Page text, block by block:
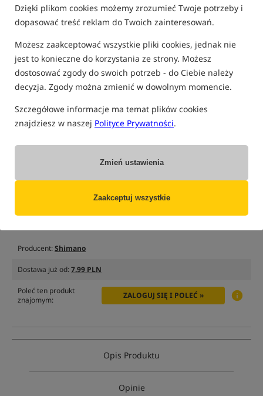
Dzięki plikom cookies możemy zrozumieć Twoje potrzeby i
dopasować treść reklam do Twoich zainteresowań.
Możesz zaakceptować wszystkie pliki cookies, jednak nie
jest to konieczne do korzystania ze strony. Możesz
dostosować zgody do swoich potrzeb - do Ciebie należy
decyzja. Zgody można zmienić w dowolnym momencie.
Szczegółowe informacje ma temat plików cookies
znajdziesz w naszej Polityce Prywatności.
Zmień ustawienia
Zaakceptuj wszystkie
(część opcji mogła zostać ukryta przez wybrany sposób filtrowania)
Opcja Cena PLN Ilość
Producent:Shimano
Dostawa już od:7.99 PLN
Poleć ten produkt
znajomym:
ZALOGUJ SIĘ I POLEĆ »
Opis Produktu
Opinie